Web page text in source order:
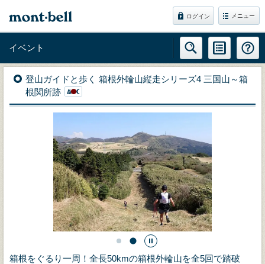
ログイン メニュー
イベント
登山ガイドと歩く 箱根外輪山縦走シリーズ4 三国山～箱
根関所跡
箱根をぐるり一周！全長50kmの箱根外輪山を全5回で踏破